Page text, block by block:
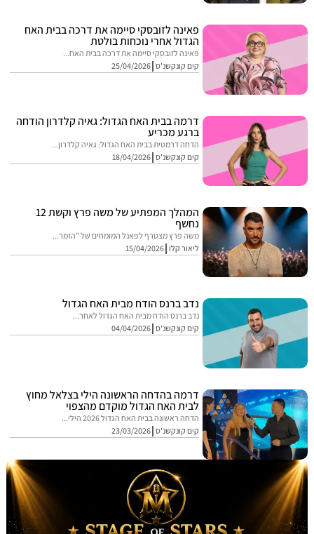
פאינה לזובסקי סיימה את דרכה בבית האח
הגדול אחרי נוכחות בולטת
פאינה לזובסקי סיימה את דרכה בבית האח...
קים קונקשנ'ס 25/04/2026
דרמה בבית האח הגדול: גאיה קלדרון הודחה
ברגע מכריע
הדחה דרמטית בבית האח הגדול: גאיה קלדרון...
קים קונקשנ'ס 18/04/2026
המהלך המפתיע של משה פרץ וקשת 12
נחשף
משה פרץ מצטרף לפאנל המומחים של "הזמר...
ליאור קלו 15/04/2026
נדב ברנס הודח מבית האח הגדול
נדב ברנס הודח מבית האח הגדול לאחר...
קים קונקשנ'ס 04/04/2026
דרמה בהדחה הראשונה הילי בצלאל מחוץ
לבית האח הגדול מוקדם מהצפוי
הדחה ראשונה בבית האח הגדול 2026 הילי...
קים קונקשנ'ס 23/03/2026